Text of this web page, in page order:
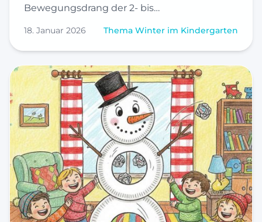
Bewegungsdrang der 2- bis…
18. Januar 2026 Thema Winter im Kindergarten